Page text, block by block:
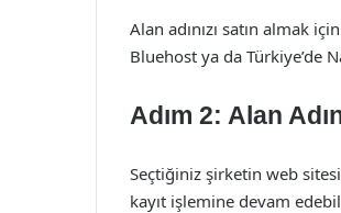
Alan adınızı satın almak
Bluehost ya da Türkiye’de
Adım 2: Alan
Seçtiğiniz şirketin web
kayıt işlemine devam